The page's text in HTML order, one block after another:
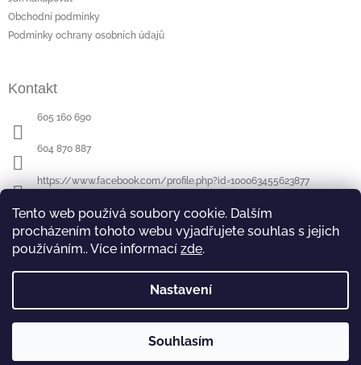
Tento web používá soubory cookie. Dalším
procházením tohoto webu vyjadřujete souhlas s jejich
používáním.. Více informací zde.
Nastavení
Souhlasím
Obchodní podmínky
Podmínky ochrany osobních údajů
Kontakt
605 160 690
604 870 887
https://www.facebook.com/profile.php?id=100063455623877
Poslední hodnocení produktů
Hodnocení produktu je 5 z 5 hvězdiček.